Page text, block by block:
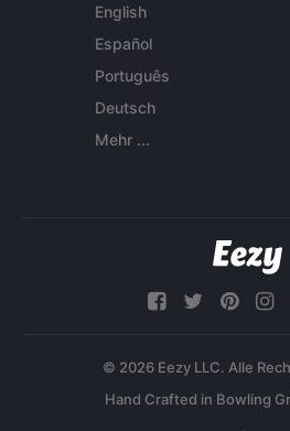
English
Español
Português
Deutsch
Mehr ...
© 2026 Eezy LLC. Alle